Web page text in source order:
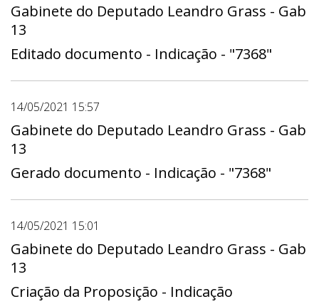
Gabinete do Deputado Leandro Grass - Gab
13
Editado documento - Indicação - "7368"
14/05/2021 15:57
Gabinete do Deputado Leandro Grass - Gab
13
Gerado documento - Indicação - "7368"
14/05/2021 15:01
Gabinete do Deputado Leandro Grass - Gab
13
Criação da Proposição - Indicação